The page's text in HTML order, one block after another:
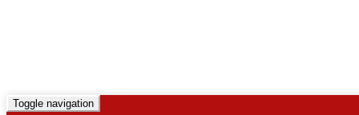
Toggle navigation